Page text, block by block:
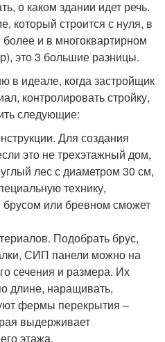
о каком здании идет речь.
который строится с нуля, в
и в многоквартирном
это 3 большие разницы.
в идеале, когда застройщик
контролировать стройку,
следующие:
Для создания
это не трехэтажный дом,
лес с диаметром 30 см,
технику,
или бревном сможет
Подобрать брус,
СИП панели можно на
сечения и размера. Их
длине, наращивать,
фермы перекрытия –
выдерживает
этажа.